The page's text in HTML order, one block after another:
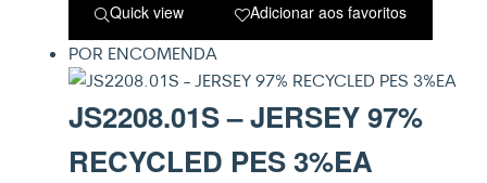
Quick view
Adicionar aos favoritos
POR ENCOMENDA
JS2208.01S – JERSEY 97%
RECYCLED PES 3%EA